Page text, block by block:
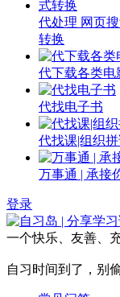
代处理 网页
转换
代下载各类电
代找电子书
代找课|组织
万事通 | 承接
登录
一个快乐、友善、
自习时间到了，别